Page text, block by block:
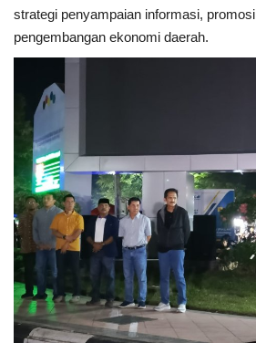
strategi penyampaian informasi,
pengembangan ekonomi daerah.